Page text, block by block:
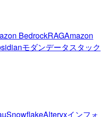
BedrockRAGAmazon
モダンデータスタック
SnowflakeAlteryxインフォ